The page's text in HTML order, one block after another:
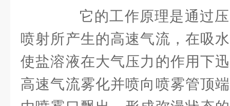
它的工作原理是通过压
喷射所产生的高速气流，在吸
使盐溶液在大气压力的作用下
高速气流雾化并喷向喷雾管顶